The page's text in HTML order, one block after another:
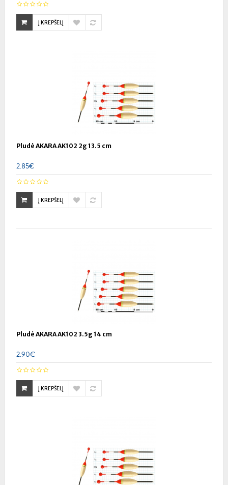
Į KREPŠELĮ
Pludė AKARA AK102 2g 13.5 cm
2.85€
Į KREPŠELĮ
Pludė AKARA AK102 3.5g 14 cm
2.90€
Į KREPŠELĮ